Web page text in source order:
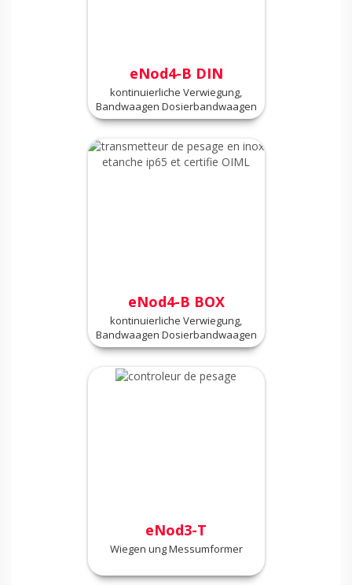
eNod4-B DIN
kontinuierliche Verwiegung,
Bandwaagen Dosierbandwaagen
eNod4-B BOX
kontinuierliche Verwiegung,
Bandwaagen Dosierbandwaagen
eNod3-T
Wiegen ung Messumformer